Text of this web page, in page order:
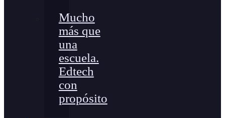
Mucho
más que
una
escuela.
Edtech
con
propósito